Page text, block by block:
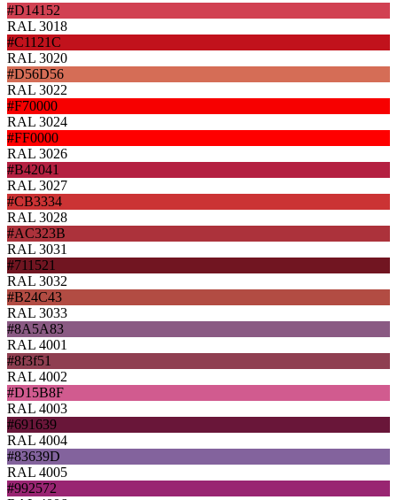
#D14152
RAL 3018
#C1121C
RAL 3020
#D56D56
RAL 3022
#F70000
RAL 3024
#FF0000
RAL 3026
#B42041
RAL 3027
#CB3334
RAL 3028
#AC323B
RAL 3031
#711521
RAL 3032
#B24C43
RAL 3033
#8A5A83
RAL 4001
#8f3f51
RAL 4002
#D15B8F
RAL 4003
#691639
RAL 4004
#83639D
RAL 4005
#992572